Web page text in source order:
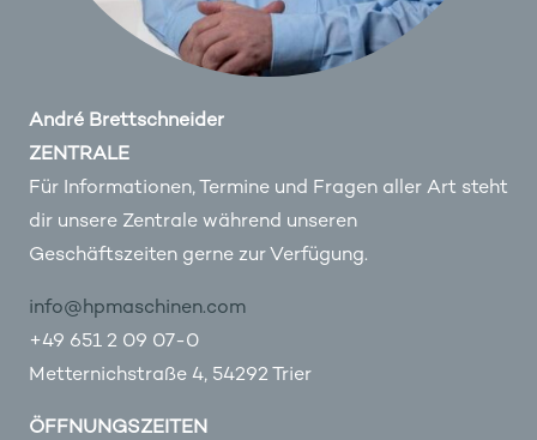
André Brettschneider
ZENTRALE
Für Informationen, Termine und Fragen aller Art steht
dir unsere Zentrale während unseren
Geschäftszeiten gerne zur Verfügung.
info@hpmaschinen.com
+49 651 2 09 07-0
Metternichstraße 4, 54292 Trier
ÖFFNUNGSZEITEN